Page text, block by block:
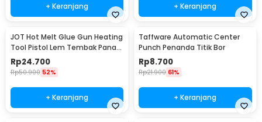
+ Keranjang + Keranjang
JOT Hot Melt Glue Gun Heating
Tool Pistol Lem Tembak Panas
20W - QT-302
Rp24.700
Rp50.900 52%
+ Keranjang
Taffware Automatic Center
Punch Penanda Titik Bor
Rp8.700
Rp21.900 61%
+ Keranjang